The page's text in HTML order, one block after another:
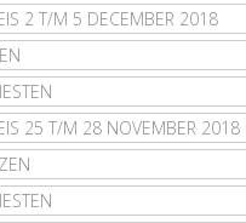
2 T/M 5 DECEMBER 2018
25 T/M 28 NOVEMBER 2018